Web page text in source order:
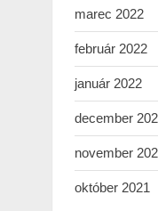
marec 2022
február 2022
január 2022
december
november
október 2021